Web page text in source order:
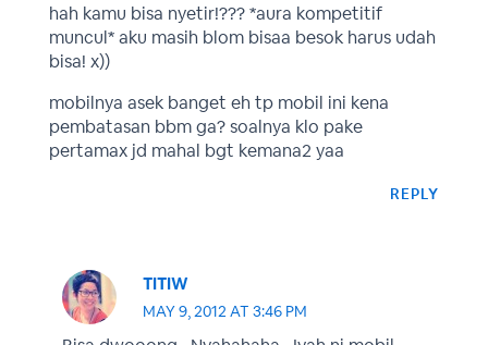
hah kamu bisa nyetir!??? *aura kompetitif
muncul* aku masih blom bisaa besok harus udah
bisa! x))
mobilnya asek banget eh tp mobil ini kena
pembatasan bbm ga? soalnya klo pake
pertamax jd mahal bgt kemana2 yaa
REPLY
TITIW
MAY 9, 2012 AT 3:46 PM